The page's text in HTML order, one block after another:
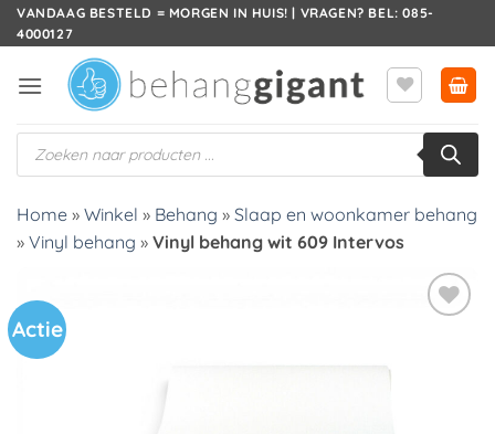
Ga
naar
VANDAAG BESTELD = MORGEN IN HUIS! | VRAGEN? BEL: 085-
4000127
Producten
zoeken
Home » Winkel » Behang » Slaap en woonkamer behang
» Vinyl behang » Vinyl behang wit 609 Intervos
Actie
verlanglijst